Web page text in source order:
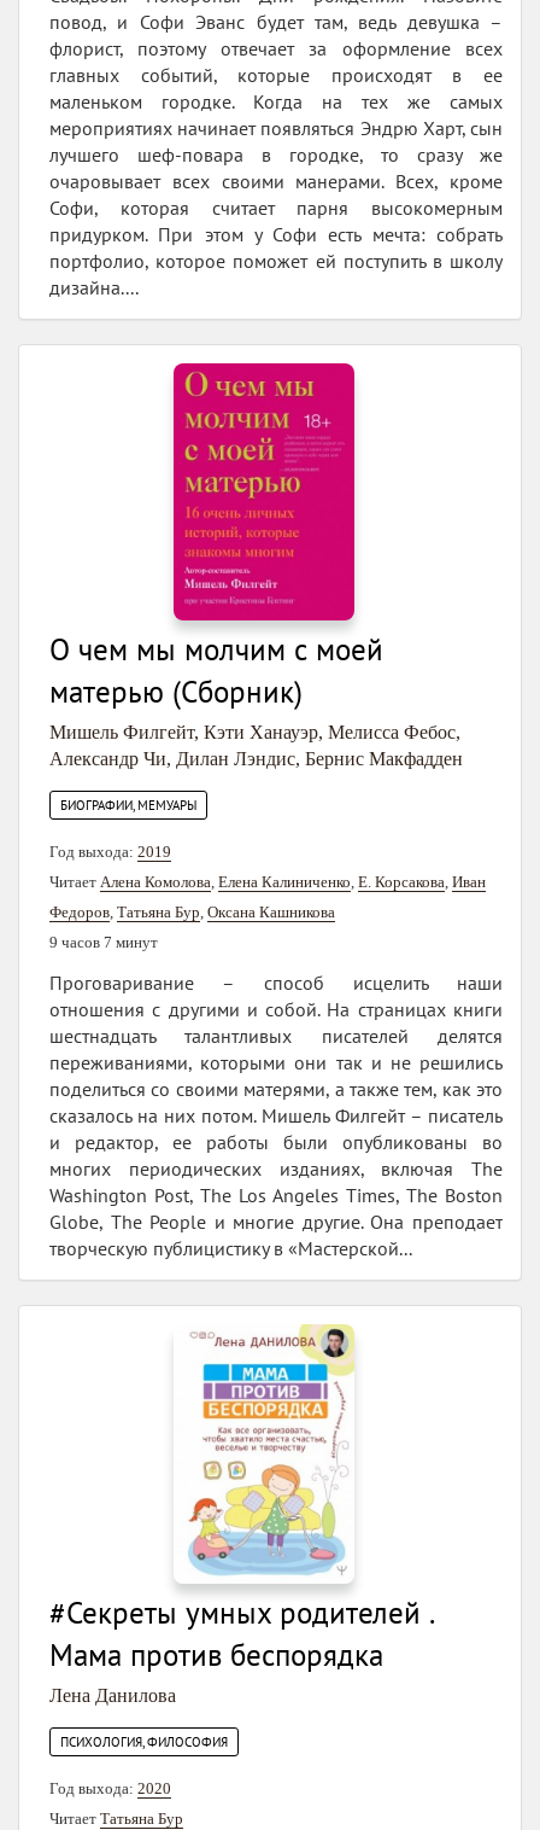
повод, и Софи Эванс будет там, ведь девушка –
флорист, поэтому отвечает за оформление всех
главных событий, которые происходят в ее
маленьком городке. Когда на тех же самых
мероприятиях начинает появляться Эндрю Харт, сын
лучшего шеф-повара в городке, то сразу же
очаровывает всех своими манерами. Всех, кроме
Софи, которая считает парня высокомерным
придурком. При этом у Софи есть мечта: собрать
портфолио, которое поможет ей поступить в школу
дизайна....
О чем мы молчим с моей
матерью (Сборник)
Мишель Филгейт, Кэти Ханауэр, Мелисса Фебос,
Александр Чи, Дилан Лэндис, Бернис Макфадден
БИОГРАФИИ, МЕМУАРЫ
Год выхода: 2019
Читает Алена Комолова Елена Калиниченко Е. Корсакова Иван
Федоров Татьяна Бур Оксана Кашникова
9 часов 7 минут
Проговаривание – способ исцелить наши
отношения с другими и собой. На страницах книги
шестнадцать талантливых писателей делятся
переживаниями, которыми они так и не решились
поделиться со своими матерями, а также тем, как это
сказалось на них потом. Мишель Филгейт – писатель
и редактор, ее работы были опубликованы во
многих периодических изданиях, включая The
Washington Post, The Los Angeles Times, The Boston
Globe, The People и многие другие. Она преподает
творческую публицистику в «Мастерской...
#Секреты умных родителей .
Мама против беспорядка
Лена Данилова
ПСИХОЛОГИЯ, ФИЛОСОФИЯ
Год выхода: 2020
Читает Татьяна Бур